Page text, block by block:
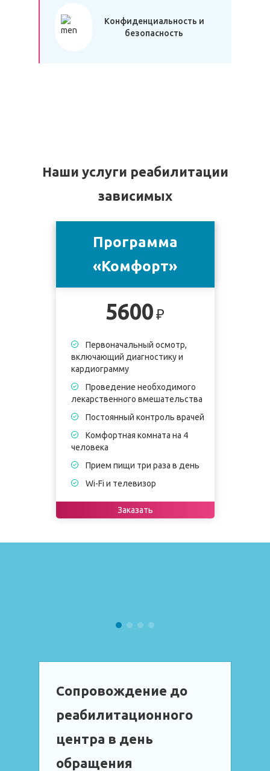
Конфиденциальность и
безопасность
Наши услуги реабилитации
зависимых
Программа
«Комфорт»
5600₽
Первоначальный осмотр,
включающий диагностику и
кардиограмму
Проведение необходимого
лекарственного вмешательства
Постоянный контроль врачей
Комфортная комната на 4
человека
Прием пищи три раза в день
Wi-Fi и телевизор
Заказать
Сопровождение до
реабилитационного
центра в день
обращения